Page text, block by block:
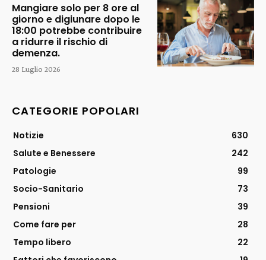
Mangiare solo per 8 ore al
giorno e digiunare dopo le
18:00 potrebbe contribuire
a ridurre il rischio di
demenza.
28 Luglio 2026
CATEGORIE POPOLARI
Notizie
630
Salute e Benessere
242
Patologie
99
Socio-Sanitario
73
Pensioni
39
Come fare per
28
Tempo libero
22